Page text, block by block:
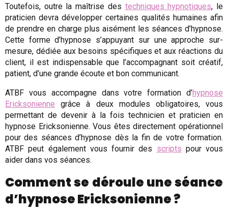
Toutefois, outre la maîtrise des techniques hypnotiques, le
praticien devra développer certaines qualités humaines afin
de prendre en charge plus aisément les séances d’hypnose.
Cette forme d’hypnose s’appuyant sur une approche sur-
mesure, dédiée aux besoins spécifiques et aux réactions du
client, il est indispensable que l’accompagnant soit créatif,
patient, d’une grande écoute et bon communicant.
ATBF vous accompagne dans votre formation d’hypnose
Ericksonienne grâce à deux modules obligatoires, vous
permettant de devenir à la fois technicien et praticien en
hypnose Ericksonienne. Vous êtes directement opérationnel
pour des séances d’hypnose dès la fin de votre formation.
ATBF peut également vous fournir des scripts pour vous
aider dans vos séances.
Comment se déroule une séance
d’hypnose Ericksonienne ?